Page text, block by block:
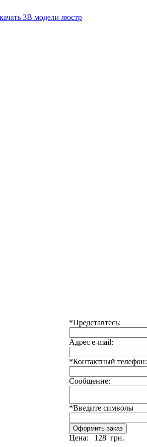
*Представтесь:
Адрес e-mail:
*Контактный телефон:
Сообщение:
*Введите символы
Цена: 128 грн.